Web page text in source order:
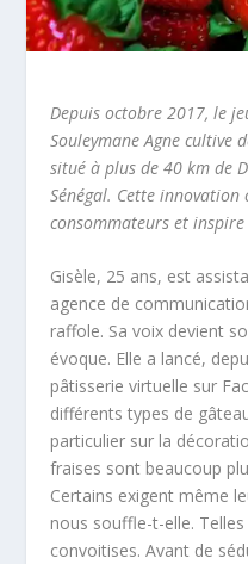
Depuis octobre 2017, le
Souleymane Agne cultive
situé à plus de 40 km de
Sénégal. Cette innovation
consommateurs et
Gisèle, 25 ans, est
agence de
raffole. Sa voix devient
évoque. Elle a lancé,
pâtisserie virtuelle sur
différents types de
particulier sur la
fraises sont beaucoup
Certains exigent même
nous souffle-t-elle.
convoitises. Avant de